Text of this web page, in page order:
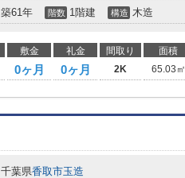
築61年 階数 1階建 構造 木造
敷金 礼金 間取り 面積
0ヶ月 0ヶ月 2K 65.03㎡
千葉県香取市玉造